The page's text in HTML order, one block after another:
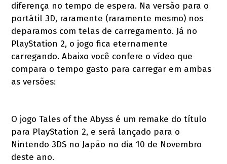
diferença no tempo de espera. Na versão para o
portátil 3D, raramente (raramente mesmo) nos
deparamos com telas de carregamento. Já no
PlayStation 2, o jogo fica eternamente
carregando. Abaixo você confere o vídeo que
compara o tempo gasto para carregar em ambas
as versões:
O jogo Tales of the Abyss é um remake do título
para PlayStation 2, e será lançado para o
Nintendo 3DS no Japão no dia 10 de Novembro
deste ano.